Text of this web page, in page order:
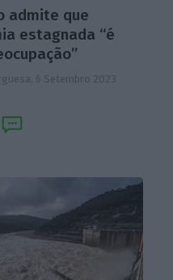
admite que
estagnada “é
6 Setembro 2023